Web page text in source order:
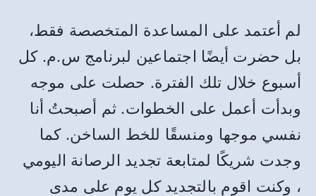
لم أعتمد على المساعدة المتخصصة فقط،
بل حضرت أيضًا اجتماعين لبرنامج س.م. كل
أسبوع خلال تلك الفترة. حصلت على موجه
وبدأت أعمل على الخطوات. ثم أصبحتُ أنا
نفسي موجها ومنسقًا للخط الساخن. كما
وجدت شريكًا لمتابعة تجديد الرصانة اليومي
، وكنت اقوم بالتجديد كل يوم على مدى